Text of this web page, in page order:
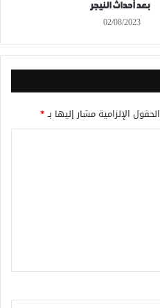
بعد أحداث النيجر
02/08/2023
الحقول الإلزامية مشار إليها بـ*